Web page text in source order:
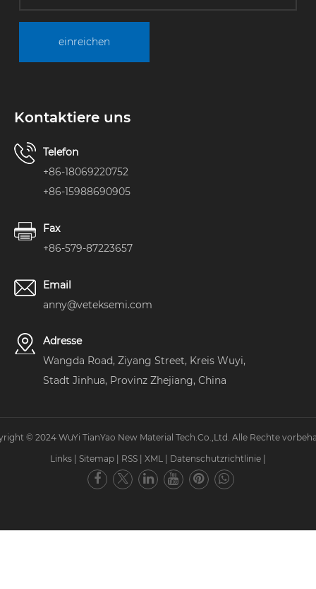
einreichen
Kontaktiere uns
Telefon
+86-18069220752
+86-15988690905
Fax
+86-579-87223657
Email
anny@veteksemi.com
Adresse
Wangda Road, Ziyang Street, Kreis Wuyi,
Stadt Jinhua, Provinz Zhejiang, China
© 2024 WuYi TianYao New Material Tech.Co.,Ltd. Alle Rechte
Links
Sitemap RSS XML Datenschutzrichtlinie